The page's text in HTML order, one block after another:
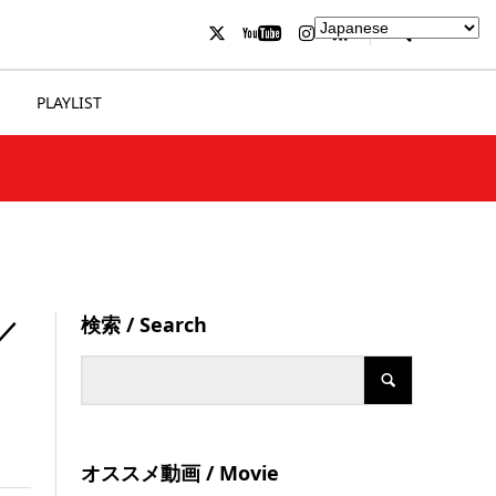
PLAYLIST
検索 / Search
オススメ動画 / Movie